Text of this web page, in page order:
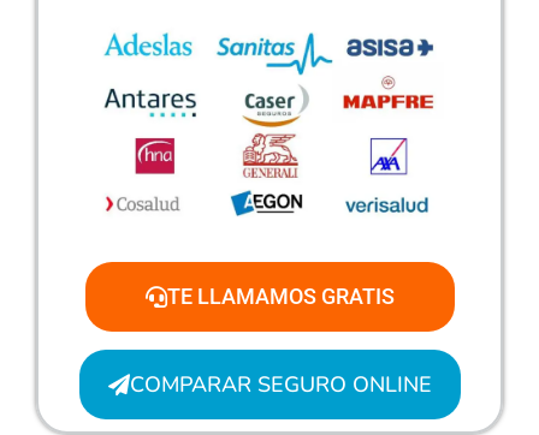
TE LLAMAMOS GRATIS
COMPARAR SEGURO ONLINE